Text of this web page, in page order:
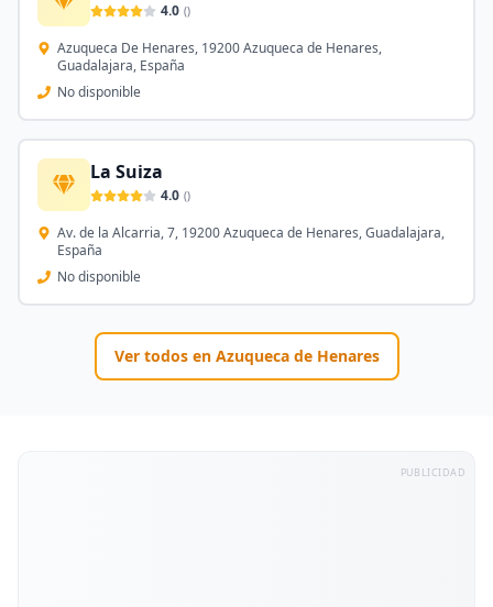
4.0 ()
Azuqueca De Henares, 19200 Azuqueca de Henares,
Guadalajara, España
No disponible
La Suiza
4.0 ()
Av. de la Alcarria, 7, 19200 Azuqueca de Henares, Guadalajara,
España
No disponible
Ver todos en Azuqueca de Henares
PUBLICIDAD